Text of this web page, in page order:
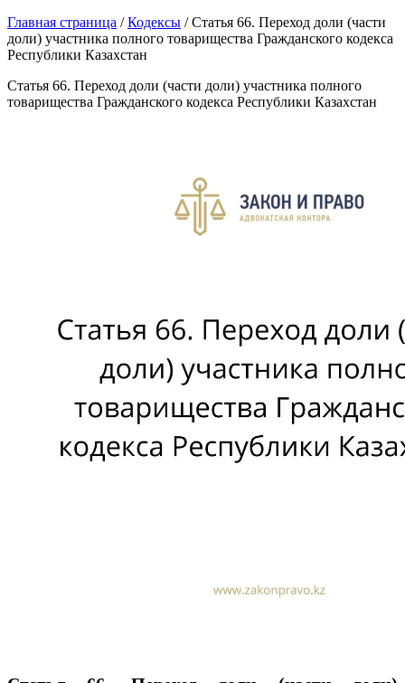
Главная страница /Кодексы /Статья 66. Переход доли (части
доли) участника полного товарищества Гражданского кодекса
Республики Казахстан
Статья 66. Переход доли (части доли) участника полного
товарищества Гражданского кодекса Республики Казахстан